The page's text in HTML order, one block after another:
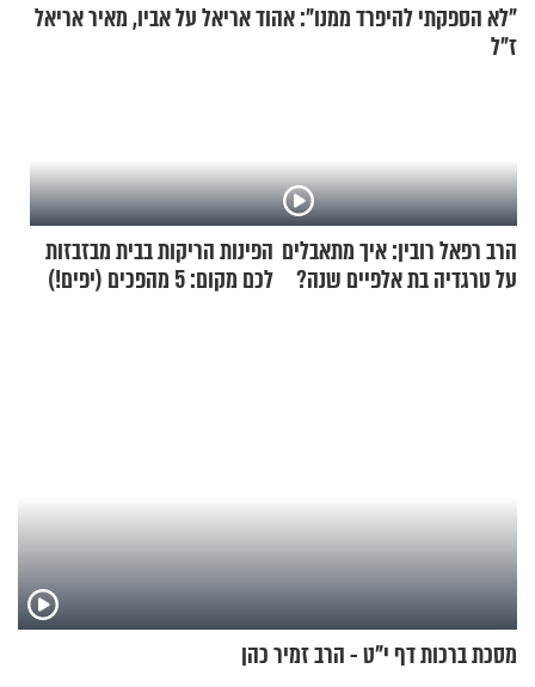
"לא הספקתי להיפרד ממנו": אהוד אריאל על אביו, מאיר אריאל
ז"ל
הרב רפאל רובין: איך מתאבלים
על טרגדיה בת אלפיים שנה?
הפינות הריקות בבית מבזבזות
לכם מקום: 5 מהפכים (יפים!)
מסכת ברכות דף י"ט - הרב זמיר כהן